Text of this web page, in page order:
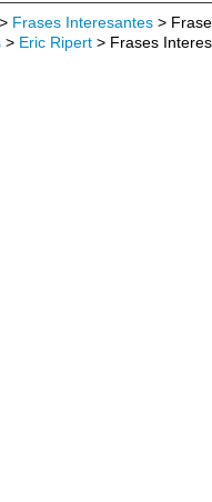
> Frases Interesantes >
> Eric Ripert > Frases